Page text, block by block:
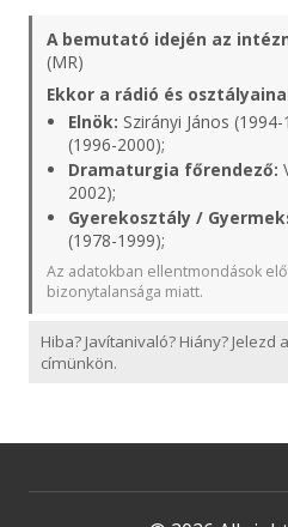
A bemutató idején az
(MR)
Ekkor a rádió és
Elnök: Szirányi János
(1996-2000);
Dramaturgia főrendező:
2002);
Gyerekosztály /
(1978-1999);
Az adatokban ellentmondások
bizonytalansága miatt.
Hiba? Javítanivaló? Hiány?
címünkön.